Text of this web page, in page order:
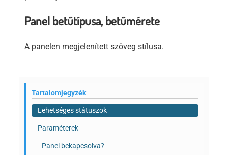
Panel betűtípusa, betűmérete
A panelen megjelenített szöveg stílusa.
Tartalomjegyzék
Lehetséges státuszok
Paraméterek
Panel bekapcsolva?